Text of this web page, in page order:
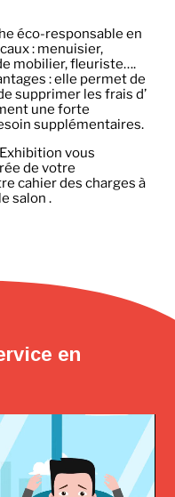
éco-responsable en
: menuisier,
mobilier, fleuriste….
: elle permet de
supprimer les frais d’
une forte
supplémentaires.
vous
de votre
cahier des charges à
salon .
en